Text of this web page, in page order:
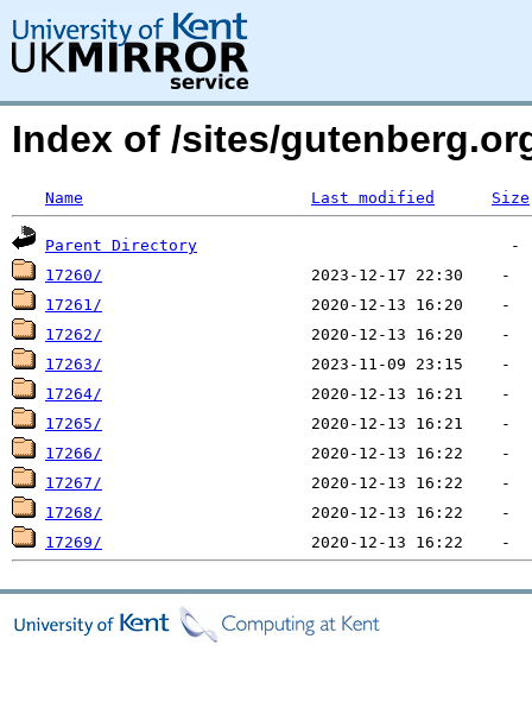
Index of /sites/
Name Last modified Size
Parent Directory
17260/
17261/
17262/
17263/
17264/
17265/
17266/
17267/
17268/
17269/